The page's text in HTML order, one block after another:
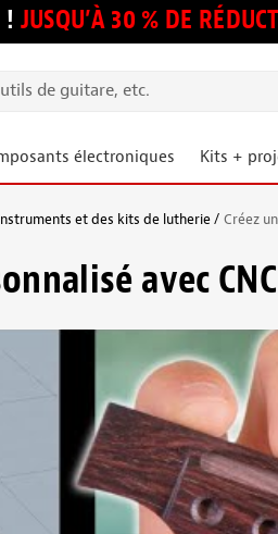
! JUSQU’À 30 % DE
électroniques Kits +
et des kits de lutherie Créez
avec CNC